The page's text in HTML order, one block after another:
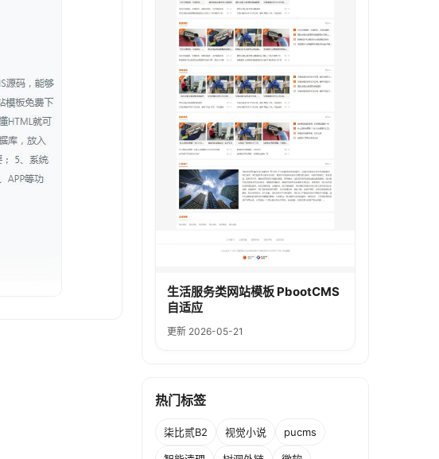
生活服务类网站模板 PbootCMS
自适应
更新 2026-05-21
热门标签
柒比贰B2 视觉小说 pucms